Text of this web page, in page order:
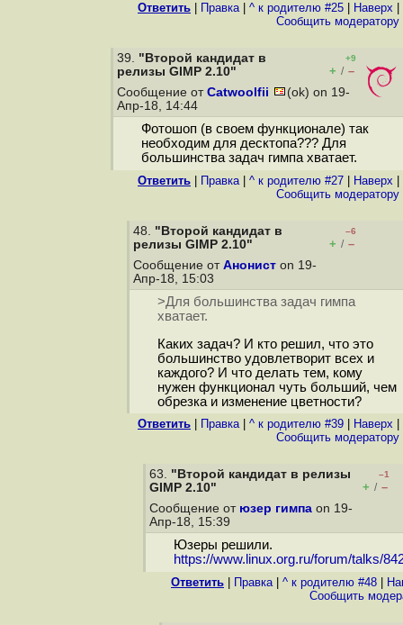
Ответить Правка| ^ к родителю #25 Наверх
Cообщить модератору
39. "Второй кандидат в
релизы GIMP 2.10"
+9
+ / –
Сообщение от Catwoolfii
(ok) on 19-
Апр-18, 14:44
Фотошоп (в своем функционале) так
необходим для десктопа??? Для
большинства задач гимпа хватает.
Ответить Правка| ^ к родителю #27 Наверх
Cообщить модератору
48. "Второй кандидат в
релизы GIMP 2.10"
–6
+ / –
Сообщение от Анонист on 19-
Апр-18, 15:03
>Для большинства задач гимпа
хватает.
Каких задач? И кто решил, что это
большинство удовлетворит всех и
каждого? И что делать тем, кому
нужен функционал чуть больший, чем
обрезка и изменение цветности?
Ответить Правка| ^ к родителю #39 Наверх
Cообщить модератору
63. "Второй кандидат в релизы
GIMP 2.10"
–1
+ / –
Сообщение от юзер гимпа on 19-
Апр-18, 15:39
Юзеры решили.
https://www.linux.org.ru/forum/talks/
Ответить Правка| ^ к родителю #48
Cообщить